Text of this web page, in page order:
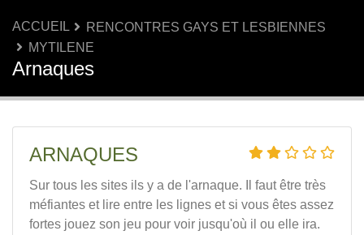
ACCUEIL
RENCONTRES GAYS ET LESBIENNES
MYTILENE
Arnaques
ARNAQUES
Sur tous les sites ils y a de l'arnaque. Il faut être très
méfiantes et lire entre les lignes et si vous êtes assez
fortes jouez son jeu pour voir jusqu'où il ou elle ira.